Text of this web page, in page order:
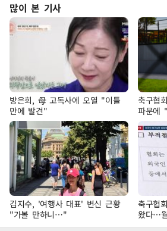
많이 본 기사
방은희, 母 고독사에 오열 "이틀
만에 발견"
축구협
파문에
김지수, '여행사 대표' 변신 근황
"가볼 만하니…"
축구협
왔다…